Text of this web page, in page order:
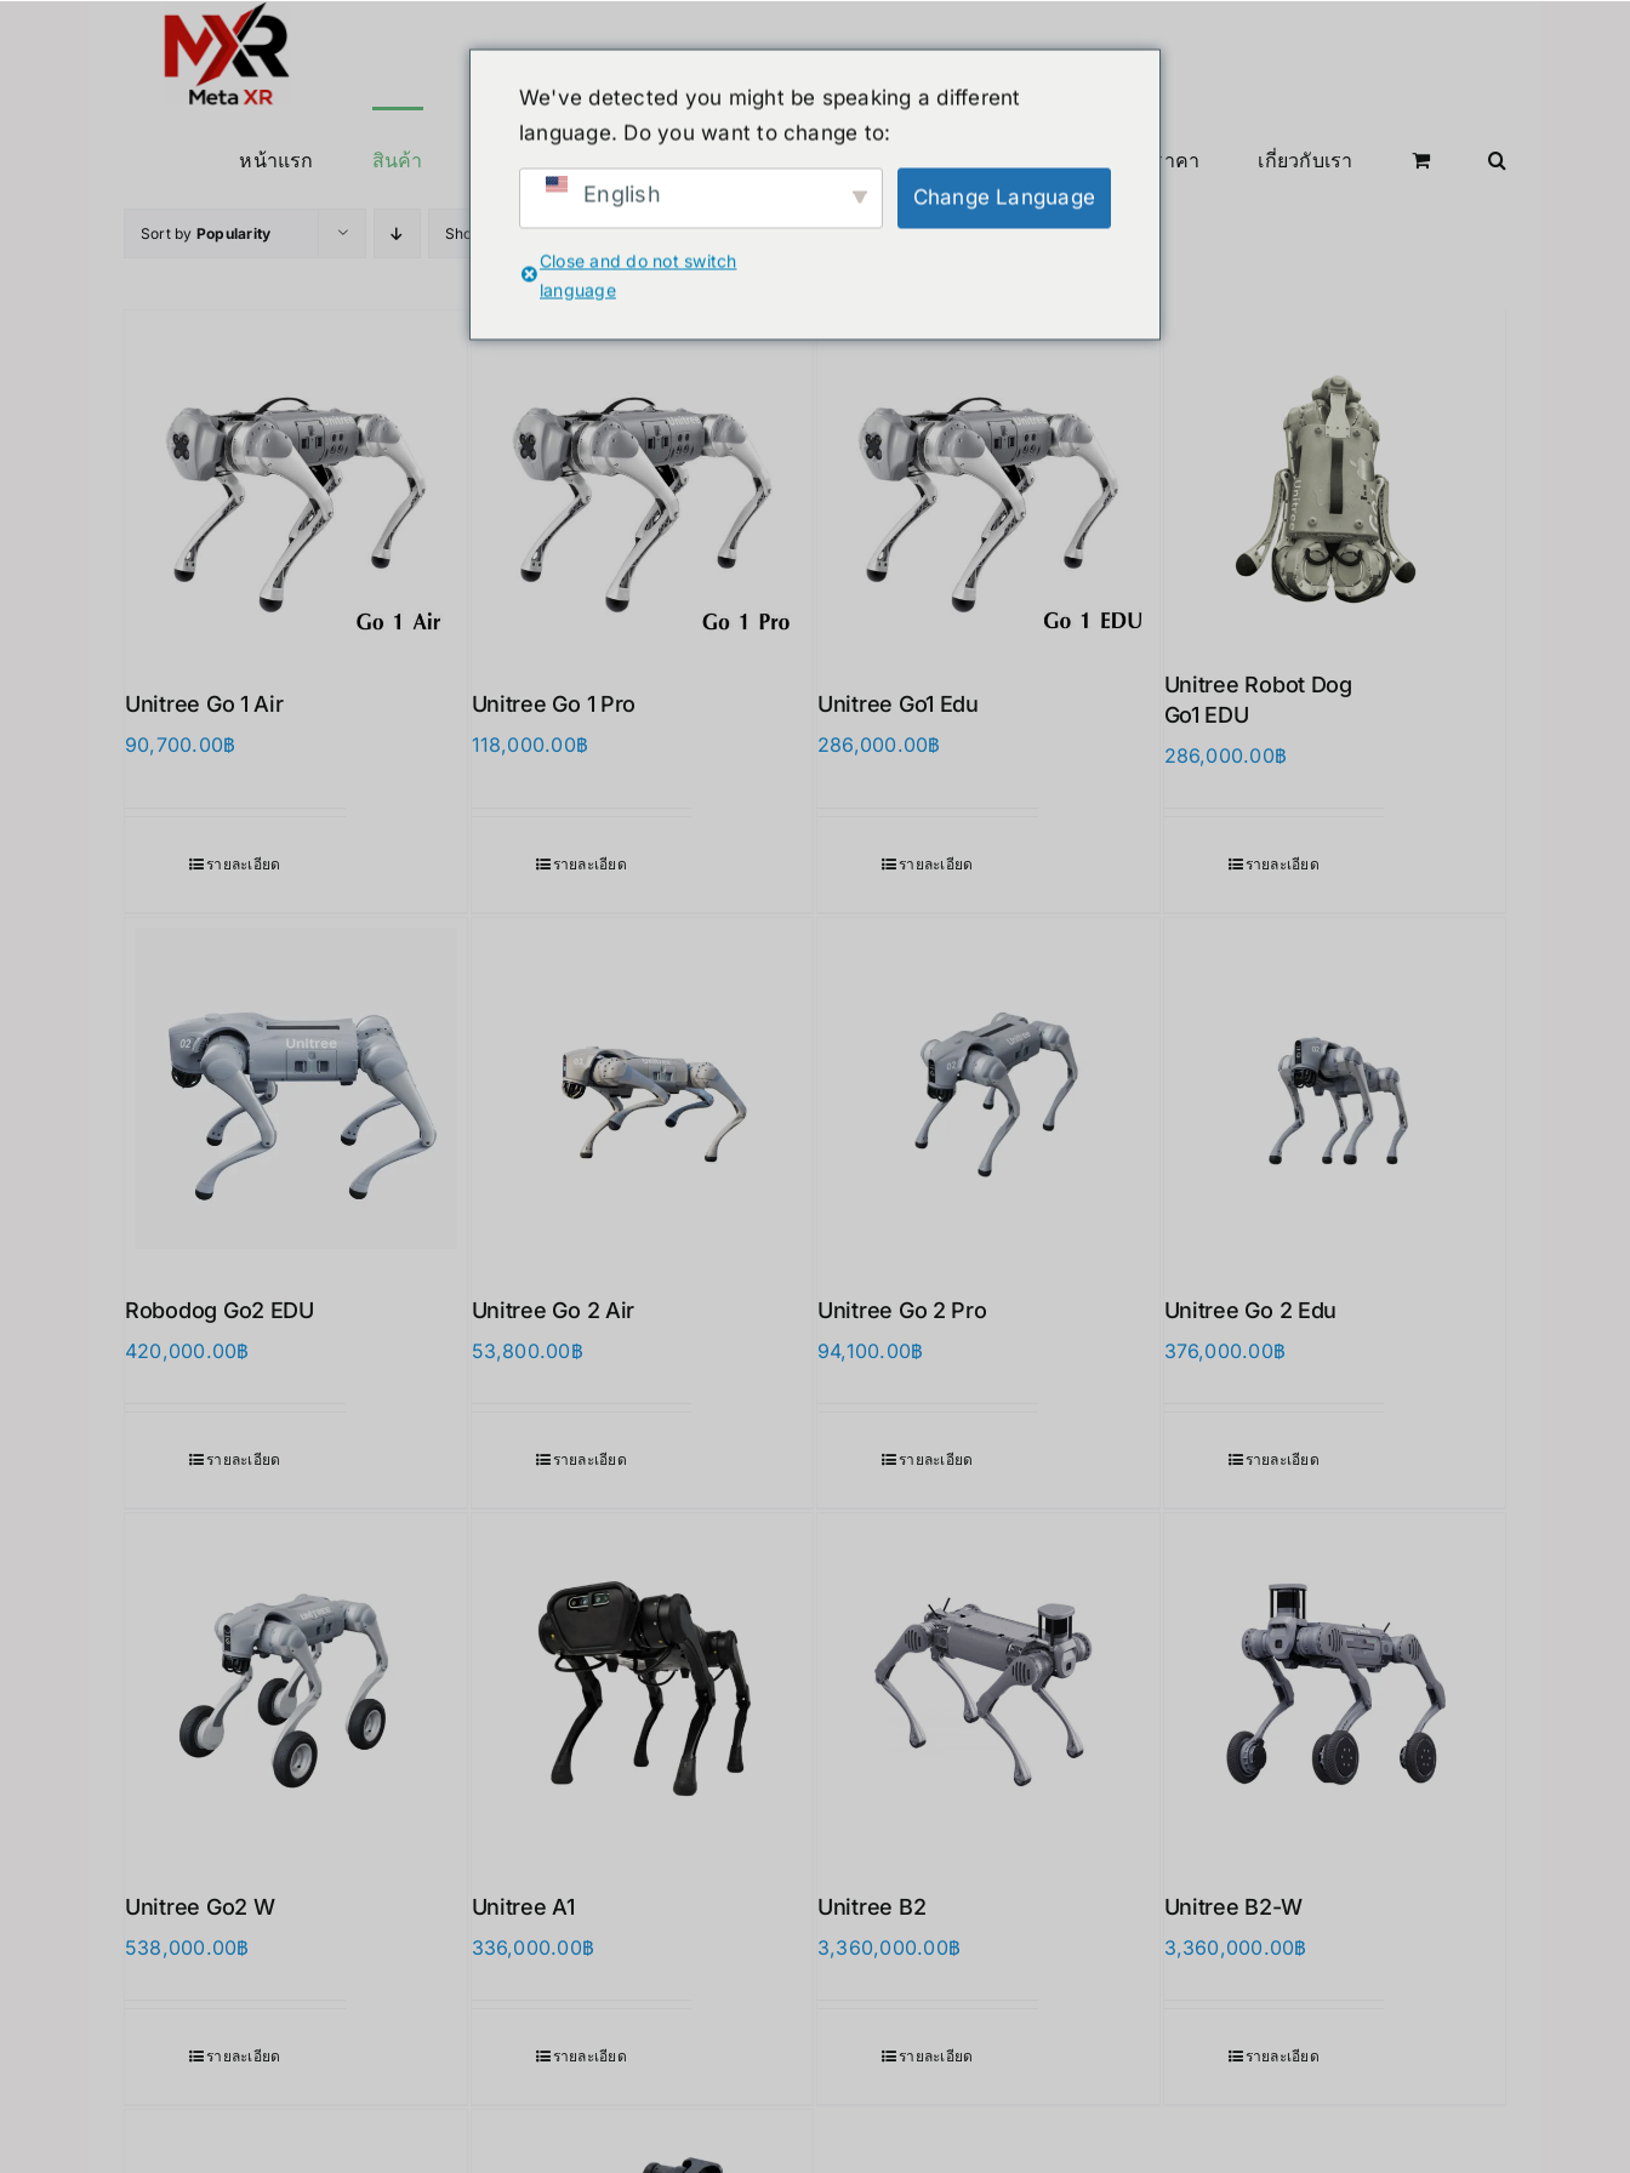
หน้าแรก
สินค้า สินค้าลดราคา เกี่ยวกับเรา
Sort by Popularity Show 36 Products
Unitree Go 1 Air
90,700.00฿
รายละเอียด
Unitree Go 1 Pro
118,000.00฿
รายละเอียด
Unitree Go1 Edu
286,000.00฿
รายละเอียด
Unitree Robot Dog
Go1 EDU
286,000.00฿
รายละเอียด
Robodog Go2 EDU
420,000.00฿
รายละเอียด
Unitree Go 2 Air
53,800.00฿
รายละเอียด
Unitree Go 2 Pro
94,100.00฿
รายละเอียด
Unitree Go 2 Edu
376,000.00฿
รายละเอียด
Unitree Go2 W
538,000.00฿
รายละเอียด
Unitree A1
336,000.00฿
รายละเอียด
Unitree B2
3,360,000.00฿
รายละเอียด
Unitree B2-W
3,360,000.00฿
รายละเอียด
We've detected you might be speaking a different
language. Do you want to change to:
English Change Language
Close and do not switch
language